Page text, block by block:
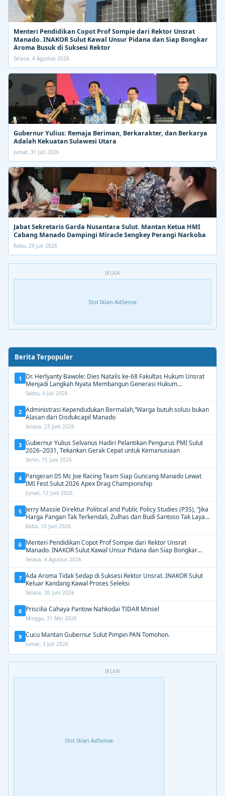
Menteri Pendidikan Copot Prof Sompie dari Rektor Unsrat
Manado. INAKOR Sulut Kawal Unsur Pidana dan Siap Bongkar
Aroma Busuk di Suksesi Rektor
Selasa, 4 Agustus 2026
Gubernur Yulius: Remaja Beriman, Berkarakter, dan Berkarya
Adalah Kekuatan Sulawesi Utara
Jumat, 31 Juli 2026
Jabat Sekretaris Garda Nusantara Sulut. Mantan Ketua HMI
Cabang Manado Dampingi Miracle Sengkey Perangi Narkoba
Rabu, 29 Juli 2026
IKLAN
Slot Iklan AdSense
Berita Terpopuler
1
Dr. Herlyanty Bawole: Dies Natalis ke-68 Fakultas Hukum Unsrat
Menjadi Langkah Nyata Membangun Generasi Hukum
Berdampak
Sabtu, 4 Juli 2026
2 Administrasi Kependudukan Bermalah,”Warga butuh solusi bukan
Alasan dari Disdukcapil Manado
Selasa, 23 Juni 2026
3 Gubernur Yulius Selvanus Hadiri Pelantikan Pengurus PMI Sulut
2026–2031, Tekankan Gerak Cepat untuk Kemanusiaan
Senin, 15 Juni 2026
4 Pangeran 05 Mc Joe Racing Team Siap Guncang Manado Lewat
IMI Fest Sulut 2026 Apex Drag Championship
Jumat, 12 Juni 2026
5 Jerry Massie Direktur Political and Public Policy Studies (P3S), “Jika
Harga Pangan Tak Terkendali, Zulhas dan Budi Santoso Tak Layak
Dipertahankan”
Rabu, 10 Juni 2026
6 Menteri Pendidikan Copot Prof Sompie dari Rektor Unsrat
Manado. INAKOR Sulut Kawal Unsur Pidana dan Siap Bongkar
Aroma Busuk di Suksesi Rektor
Selasa, 4 Agustus 2026
7 Ada Aroma Tidak Sedap di Suksesi Rektor Unsrat. INAKOR Sulut
Keluar Kandang Kawal Proses Seleksi
Selasa, 30 Juni 2026
8 Priscilia Cahaya Pantow Nahkodai TIDAR Minsel
Minggu, 31 Mei 2026
9 Cucu Mantan Gubernur Sulut Pimpin PAN Tomohon.
Jumat, 3 Juli 2026
IKLAN
Slot Iklan AdSense